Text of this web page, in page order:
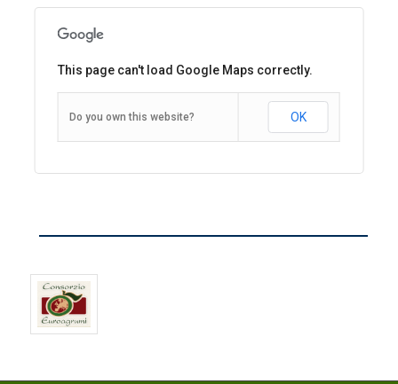
This page can't load Google Maps correctly.
Do you own this website? OK